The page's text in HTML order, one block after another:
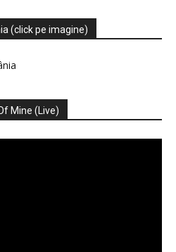
(click pe imagine)
Mine (Live)